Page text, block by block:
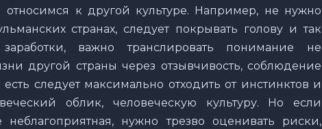
относимся к другой культуре. Например, не нужно
странах, следует покрывать голову и так
важно транслировать понимание не
другой страны через отзывчивость, соблюдение
следует максимально отходить от инстинктов и
облик, человеческую культуру. Но если
неблагоприятная, нужно трезво оценивать риски,